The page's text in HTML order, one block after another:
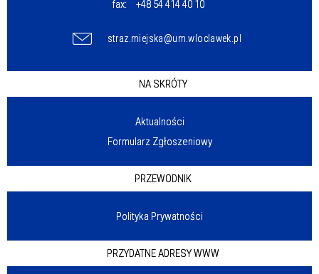
fax:
+48 54 414 40 10
straz.miejska@um.wloclawek.pl
NA SKRÓTY
Aktualności
Formularz Zgłoszeniowy
PRZEWODNIK
Polityka Prywatności
PRZYDATNE ADRESY WWW